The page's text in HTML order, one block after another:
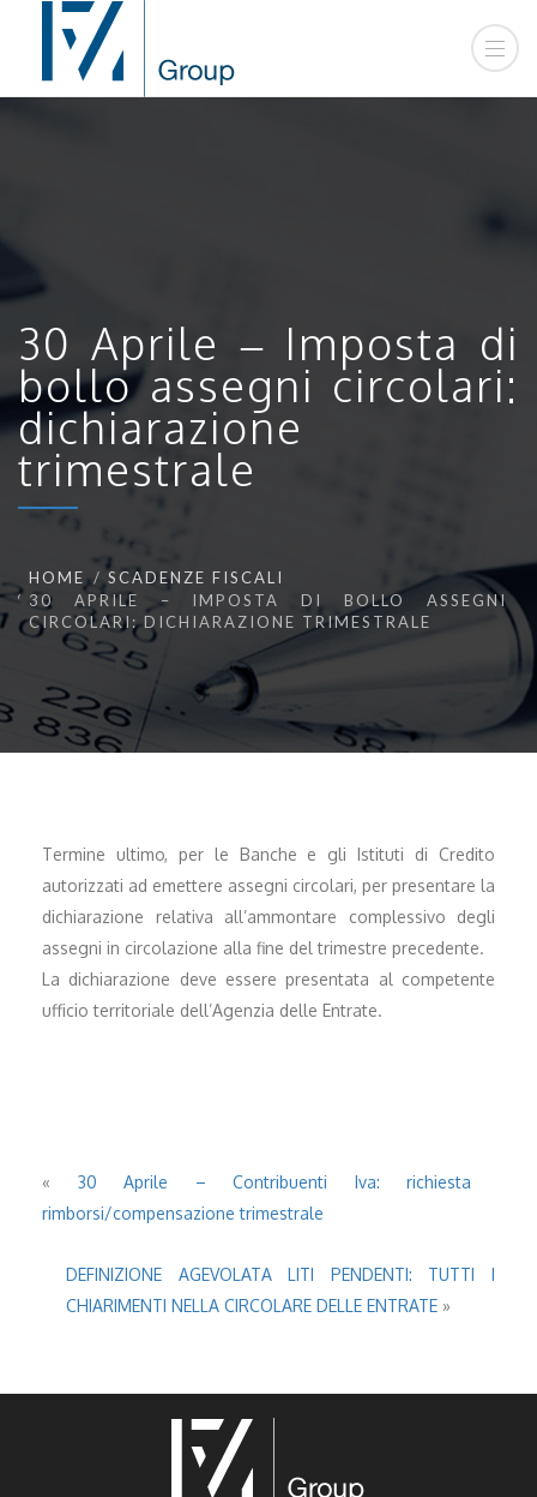
30 Aprile – Imposta di
bollo assegni circolari:
dichiarazione
trimestrale
HOME
SCADENZE FISCALI
30 APRILE – IMPOSTA DI BOLLO ASSEGNI
CIRCOLARI: DICHIARAZIONE TRIMESTRALE
Termine ultimo, per le Banche e gli Istituti di Credito
autorizzati ad emettere assegni circolari, per presentare la
dichiarazione relativa all’ammontare complessivo degli
assegni in circolazione alla fine del trimestre precedente.
La dichiarazione deve essere presentata al competente
ufficio territoriale dell’Agenzia delle Entrate.
« 30 Aprile – Contribuenti Iva: richiesta
rimborsi/compensazione trimestrale
DEFINIZIONE AGEVOLATA LITI PENDENTI: TUTTI I
CHIARIMENTI NELLA CIRCOLARE DELLE ENTRATE »